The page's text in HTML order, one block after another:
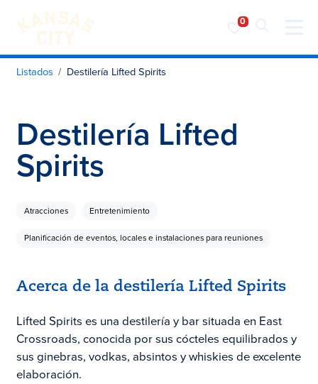
Visita KC
Ir al contenido
Listados Destilería Lifted Spirits
Destilería Lifted
Spirits
Atracciones Entretenimiento
Planificación de eventos, locales e instalaciones para reuniones
Acerca de la destilería Lifted Spirits
Lifted Spirits es una destilería y bar situada en East
Crossroads, conocida por sus cócteles equilibrados y
sus ginebras, vodkas, absintos y whiskies de excelente
elaboración.